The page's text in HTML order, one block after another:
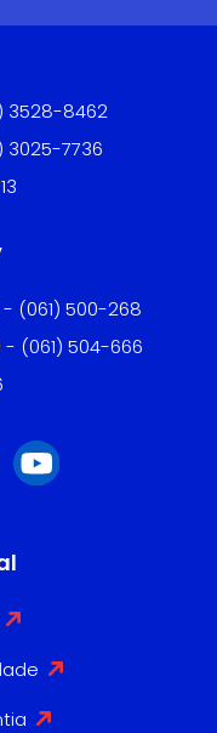
3528-8462
3025-7736
- (061) 500-268
- (061) 504-666